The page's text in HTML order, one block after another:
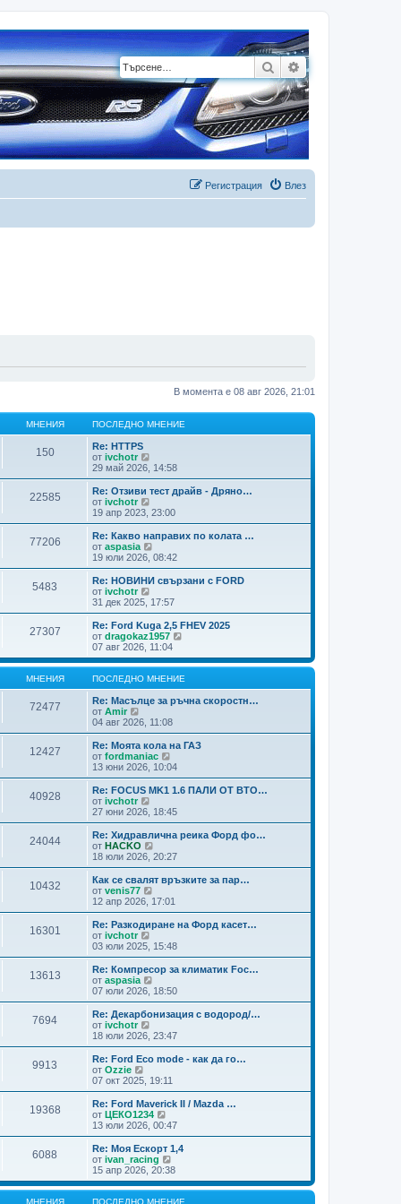
ТърсенеРазширено
Влез
Регистрация
В момента е 08 авг 2026, 21:01
МНЕНИЯ ПОСЛЕДНО МНЕНИЕ
150
Re: HTTPS
от ivchotr
и
ж
п
с
д
н
и
е
н
е
н
и
я
29 май 2026, 14:58
22585
Re: Отзиви тест драйв - Дряно…
от ivchotr
и
ж
п
о
с
е
д
н
и
е
м
н
е
и
19 апр 2023, 23:00
77206
Re: Какво направих по колата …
от aspasia
и
ж
п
с
д
н
и
т
е
м
е
н
и
19 юли 2026, 08:42
5483
Re: НОВИНИ свързани с FORD
от ivchotr
и
ж
п
о
с
е
д
н
и
е
е
н
и
31 дек 2025, 17:57
27307
Re: Ford Kuga 2,5 FHEV 2025
от dragokaz1957
ж
п
о
с
л
н
и
н
е
07 авг 2026, 11:04
МНЕНИЯ ПОСЛЕДНО МНЕНИЕ
72477
Re: Масълце за ръчна скоростн…
от Amir
и
ж
п
о
с
е
д
н
и
е
м
н
е
н
и
я
04 авг 2026, 11:08
12427
Re: Моята кола на ГАЗ
от fordmaniac
и
ж
п
с
д
н
и
е
н
е
н
я
13 юни 2026, 10:04
40928
Re: FOCUS MK1 1.6 ПАЛИ ОТ ВТО…
от ivchotr
и
ж
п
о
с
д
н
и
е
н
е
н
и
я
27 юни 2026, 18:45
24044
Re: Хидравлична реика Форд фо…
от HACKO
и
ж
п
с
д
н
и
е
н
е
н
я
18 юли 2026, 20:27
10432
Как се свалят връзките за пар…
от venis77
и
ж
п
о
с
д
н
и
е
н
е
н
я
12 апр 2026, 17:01
16301
Re: Разкодиране на Форд касет…
от ivchotr
и
ж
п
о
с
д
н
и
е
н
е
н
и
я
03 юли 2025, 15:48
13613
Re: Компресор за климатик Foc…
от aspasia
и
ж
п
с
д
н
и
е
м
н
е
н
и
я
07 юли 2026, 18:50
7694
Re: Декарбонизация с водород/…
от ivchotr
и
ж
п
с
д
н
и
е
м
н
е
18 юли 2026, 23:47
9913
Re: Ford Eco mode - как да го…
от Ozzie
ж
п
о
с
л
д
н
и
т
е
07 окт 2025, 19:11
19368
Re: Ford Maverick II / Mazda …
от ЦЕКО1234
и
ж
п
о
с
е
д
13 юли 2026, 00:47
6088
Re: Моя Ескорт 1,4
от ivan_racing
и
ж
п
о
15 апр 2026, 20:38
МНЕНИЯ ПОСЛЕДНО МНЕНИЕ